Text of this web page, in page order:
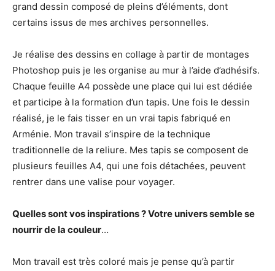
grand dessin composé de pleins d’éléments, dont
certains issus de mes archives personnelles.
Je réalise des dessins en collage à partir de montages
Photoshop puis je les organise au mur à l’aide d’adhésifs.
Chaque feuille A4 possède une place qui lui est dédiée
et participe à la formation d’un tapis. Une fois le dessin
réalisé, je le fais tisser en un vrai tapis fabriqué en
Arménie. Mon travail s’inspire de la technique
traditionnelle de la reliure. Mes tapis se composent de
plusieurs feuilles A4, qui une fois détachées, peuvent
rentrer dans une valise pour voyager.
Quelles sont vos inspirations ? Votre univers semble se
nourrir de la couleur…
Mon travail est très coloré mais je pense qu’à partir